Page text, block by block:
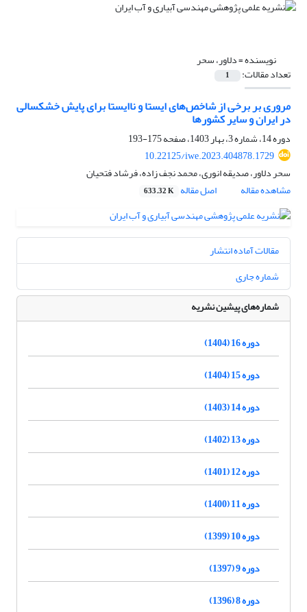
نویسنده =دلاور، سحر
تعداد مقالات: 1
مروری بر برخی از شاخص‌های ایستا و ناایستا برای پایش خشکسالی
در ایران و سایر کشورها
دوره 14، شماره 3، بهار 1403، صفحه
175-193
10.22125/iwe.2023.404878.1729
سحر دلاور، صدیقه انوری، محمد نجف زاده، فرشاد فتحیان
مشاهده مقاله
اصل مقاله 633.32 K
مقالات آماده انتشار
شماره جاری
شماره‌های پیشین نشریه
دوره 16 (1404)
دوره 15 (1404)
دوره 14 (1403)
دوره 13 (1402)
دوره 12 (1401)
دوره 11 (1400)
دوره 10 (1399)
دوره 9 (1397)
دوره 8 (1396)